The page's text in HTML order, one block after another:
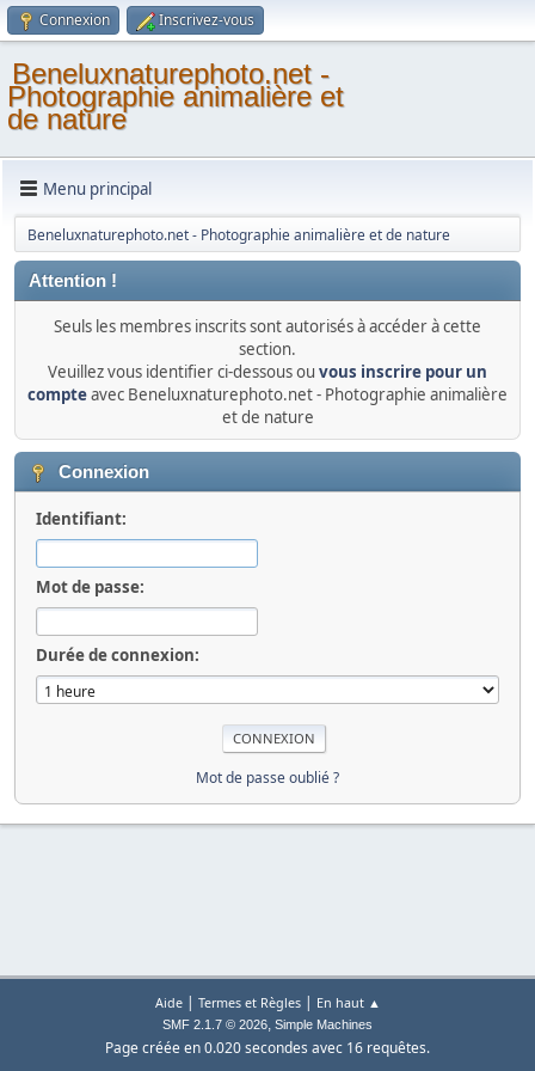
Connexion Inscrivez-vous
Beneluxnaturephoto.net -
Photographie animalière et
de nature
Menu principal
Beneluxnaturephoto.net - Photographie animalière et de nature
Attention !
Seuls les membres inscrits sont autorisés à accéder à cette
section.
Veuillez vous identifier ci-dessous ou vous inscrire pour un
compteavec Beneluxnaturephoto.net - Photographie animalière
et de nature
Connexion
Identifiant:
Mot de passe:
Durée de connexion:
Mot de passe oublié ?
Aide| Termes et Règles| En haut ▲
SMF 2.1.7 © 2026, Simple Machines
Page créée en 0.020 secondes avec 16 requêtes.